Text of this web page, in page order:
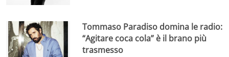
Tommaso Paradiso domina le radio:
“Agitare coca cola” è il brano più
trasmesso